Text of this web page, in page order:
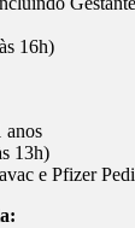
16h)
anos
13h)
e Pfizer